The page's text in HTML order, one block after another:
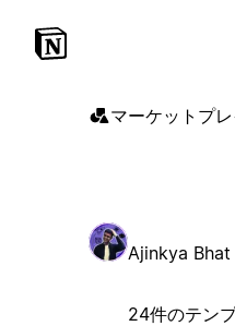
マーケットプ
Ajinkya
24件のテン